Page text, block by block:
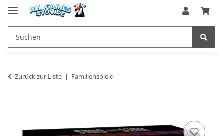
Zurück zur Liste Familienspiele